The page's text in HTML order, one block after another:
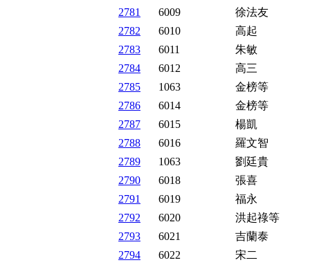
2781
6009
徐法友
2782
6010
高起
2783
6011
朱敏
2784
6012
高三
2785
1063
金榜等
2786
6014
金榜等
2787
6015
楊凱
2788
6016
羅文智
2789
1063
劉廷貴
2790
6018
張喜
2791
6019
福永
2792
6020
洪起祿等
2793
6021
吉蘭泰
2794
6022
宋二